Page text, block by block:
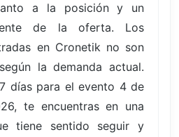
a la posición y un
de la oferta. Los
en Cronetik no son
la demanda actual.
días para el evento 4 de
te encuentras en una
tiene sentido seguir y